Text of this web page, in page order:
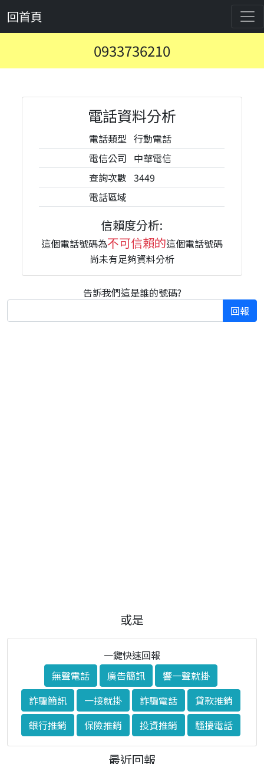
回首頁
0933736210
電話資料分析
電話類型 行動電話
電信公司 中華電信
查詢次數 3449
電話區域
信賴度分析:
這個電話號碼為不可信賴的這個電話號碼
尚未有足夠資料分析
告訴我們這是誰的號碼?
回報
或是
一鍵快速回報
無聲電話
廣告簡訊
響一聲就掛
詐騙簡訊
一接就掛 詐騙電話
貸款推銷
銀行推銷
保險推銷 投資推銷 騷擾電話
最近回報